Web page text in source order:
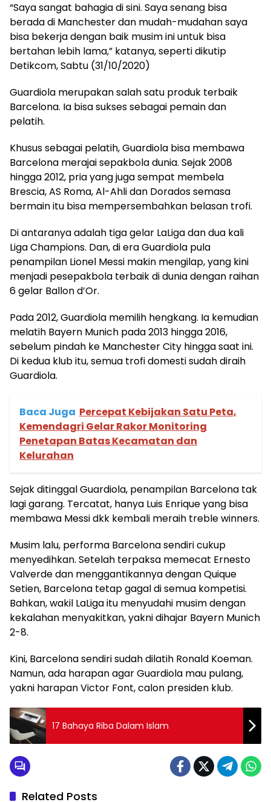
“Saya sangat bahagia di sini. Saya senang bisa
berada di Manchester dan mudah-mudahan saya
bisa bekerja dengan baik musim ini untuk bisa
bertahan lebih lama,” katanya, seperti dikutip
Detikcom, Sabtu (31/10/2020)
Guardiola merupakan salah satu produk terbaik
Barcelona. Ia bisa sukses sebagai pemain dan
pelatih.
Khusus sebagai pelatih, Guardiola bisa membawa
Barcelona merajai sepakbola dunia. Sejak 2008
hingga 2012, pria yang juga sempat membela
Brescia, AS Roma, Al-Ahli dan Dorados semasa
bermain itu bisa mempersembahkan belasan trofi.
Di antaranya adalah tiga gelar LaLiga dan dua kali
Liga Champions. Dan, di era Guardiola pula
penampilan Lionel Messi makin mengilap, yang kini
menjadi pesepakbola terbaik di dunia dengan raihan
6 gelar Ballon d’Or.
Pada 2012, Guardiola memilih hengkang. Ia kemudian
melatih Bayern Munich pada 2013 hingga 2016,
sebelum pindah ke Manchester City hingga saat ini.
Di kedua klub itu, semua trofi domesti sudah diraih
Guardiola.
Baca Juga Percepat Kebijakan Satu Peta,
Kemendagri Gelar Rakor Monitoring
Penetapan Batas Kecamatan dan
Kelurahan
Sejak ditinggal Guardiola, penampilan Barcelona tak
lagi garang. Tercatat, hanya Luis Enrique yang bisa
membawa Messi dkk kembali meraih treble winners.
Musim lalu, performa Barcelona sendiri cukup
menyedihkan. Setelah terpaksa memecat Ernesto
Valverde dan menggantikannya dengan Quique
Setien, Barcelona tetap gagal di semua kompetisi.
Bahkan, wakil LaLiga itu menyudahi musim dengan
kekalahan menyakitkan, yakni dihajar Bayern Munich
2-8.
Kini, Barcelona sendiri sudah dilatih Ronald Koeman.
Namun, ada harapan agar Guardiola mau pulang,
yakni harapan Victor Font, calon presiden klub.
17 Bahaya Riba Dalam Islam
Related Posts